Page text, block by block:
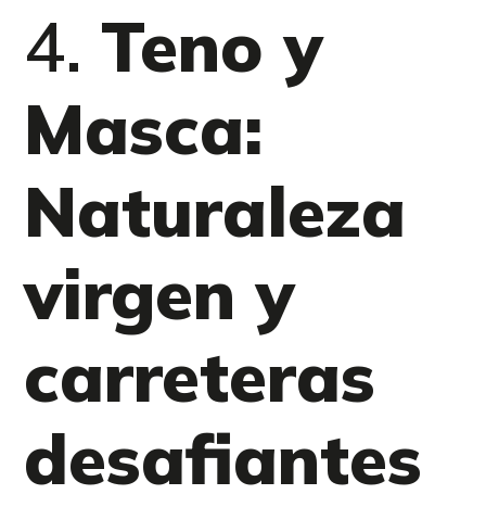
4. Teno y
Masca:
Naturaleza
virgen y
carreteras
desafiantes